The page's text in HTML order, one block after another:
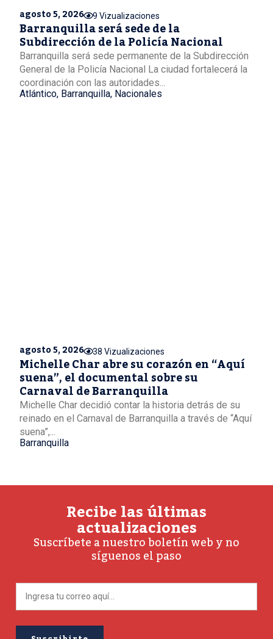
agosto 5, 2026 9 Vizualizaciones
Barranquilla será sede de la
Subdirección de la Policía Nacional
Barranquilla será sede permanente de la Subdirección
General de la Policía Nacional La ciudad fortalecerá la
coordinación con las autoridades...
Atlántico, Barranquilla, Nacionales
agosto 5, 2026 38 Vizualizaciones
Michelle Char abre su corazón en “Aquí
suena”, el documental sobre su
Carnaval de Barranquilla
Michelle Char decidió contar la historia detrás de su
reinado en el Carnaval de Barranquilla a través de “Aquí
suena”,...
Barranquilla
Recibe las últimas
actualizaciones
Suscríbete a nuestro boletín web y no
síguenos el paso